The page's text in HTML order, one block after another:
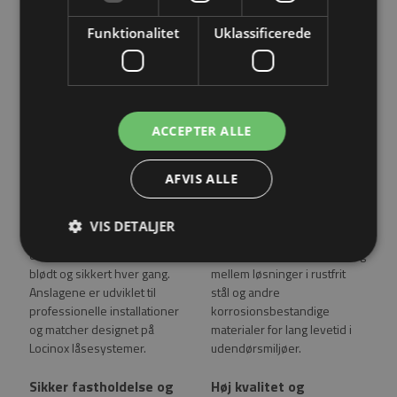
Anslag til Locinox
(modparter/slutblik) sikrer
korrekt indgreb mellem
låsekasse og port- eller
dørprofil, så låsen lukker
blødt og sikkert hver gang.
Anslagene er udviklet til
professionelle installationer
og matcher designet på
Locinox låsesystemer.
Sikker fastholdelse og
Nem montering og høj
kompatibilitet
Anslagene er konstrueret til
hurtig montage på port- og
indbygningslåsekasser. Vælg
mellem løsninger i rustfrit
stål og andre
korrosionsbestandige
materialer for lang levetid i
udendørsmiljøer.
Høj kvalitet og
Funktionalitet Uklassificerede
ACCEPTER ALLE
AFVIS ALLE
VIS DETALJER